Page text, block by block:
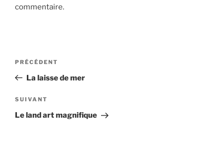
commentaire.
Navigation
l’article
Article
précédent
PRÉCÉDENT
La laisse de mer
Article
suivant
SUIVANT
Le land art magnifique